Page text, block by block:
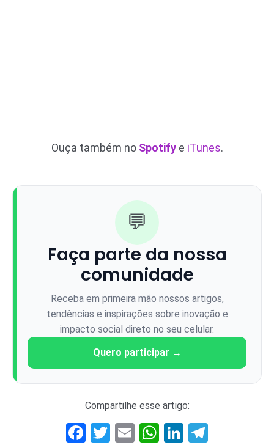
Ouça também no Spotify e iTunes.
💬
Faça parte da nossa
comunidade
Receba em primeira mão nossos artigos,
tendências e inspirações sobre inovação e
impacto social direto no seu celular.
Quero participar →
Compartilhe esse artigo:
Facebook
Twitter
EmailWhatsApp
LinkedIn